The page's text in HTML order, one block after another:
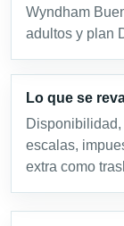
Wyndham
adultos y plan
Lo que se
escalas,
extra como